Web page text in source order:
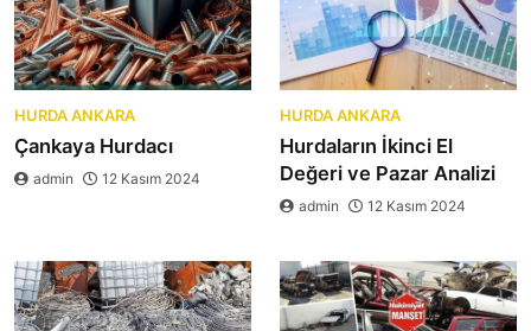
HURDA ANKARA
Çankaya Hurdacı
admin 12 Kasım 2024
HURDA ANKARA
Hurdaların İkinci El
Değeri ve Pazar Analizi
admin 12 Kasım 2024